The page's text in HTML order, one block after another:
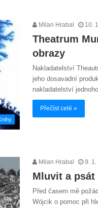
Milan Hrabal 10.
Theatrum
obrazy
Nakladatelství
jeho dosavadní
nakladatelství
Přečíst celé »
Milan Hrabal 9. 1.
Mluvit a psát
Před časem mě
Wójcik o pomoc při